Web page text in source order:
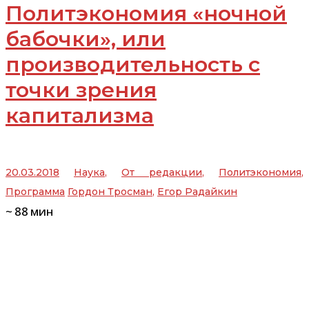
Политэкономия «ночной
бабочки», или
производительность с
точки зрения
капитализма
20.03.2018 Наука, От редакции, Политэкономия,
Программа Гордон Тросман, Егор Радайкин
~ 88 мин